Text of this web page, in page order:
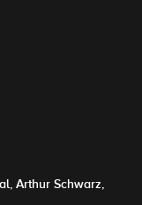
Arthur Schwarz,